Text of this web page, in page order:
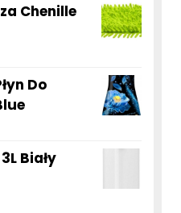
Chenille
Do
Biały